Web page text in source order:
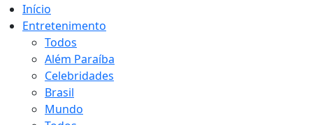
Início
Entretenimento
Todos
Além Paraíba
Celebridades
Brasil
Mundo